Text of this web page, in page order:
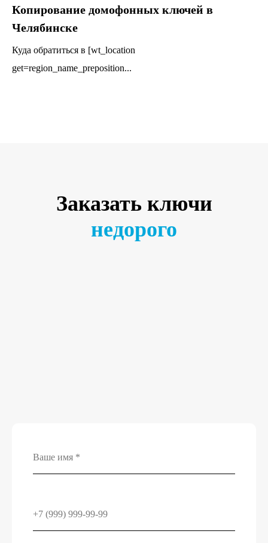
Копирование домофонных ключей в
Челябинске
Куда обратиться в [wt_location
get=region_name_preposition...
Заказать ключи
недорого